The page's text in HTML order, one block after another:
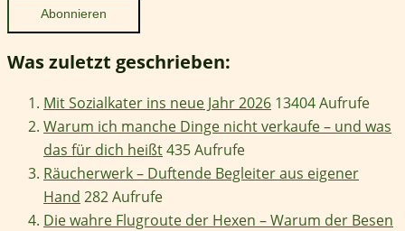
Was zuletzt geschrieben:
Mit Sozialkater ins neue Jahr 2026 13404 Aufrufe
Warum ich manche Dinge nicht verkaufe – und was
das für dich heißt435 Aufrufe
Räucherwerk – Duftende Begleiter aus eigener
Hand 282 Aufrufe
Die wahre Flugroute der Hexen – Warum der Besen